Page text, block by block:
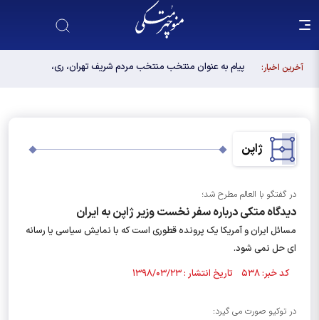
آخرین اخبار:
پیام به عنوان منتخب منتخب مردم شریف تهران، ری،
ژاپن
در گفتگو با العالم مطرح شد؛
دیدگاه متکی درباره سفر نخست وزیر ژاپن به ایران
مسائل ایران و آمریکا یک پرونده قطوری است که با نمایش سیاسی یا رسانه
ای حل نمی شود.
کد خبر: ۵۳۸ تاریخ انتشار : ۱۳۹۸/۰۳/۲۳
در توکیو صورت می گیرد: